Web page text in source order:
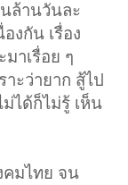
นล้านวันละ
งกัน เรื่อง
าเรื่อย ๆ
ะว่ายาก สู้ไป
ได้ก็ไม่รู้ เห็น
คมไทย จน